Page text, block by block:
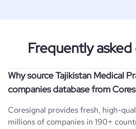
Frequently
Why source Tajikistan Medical
companies database from
Coresignal provides fresh, high-
millions of companies in 190+